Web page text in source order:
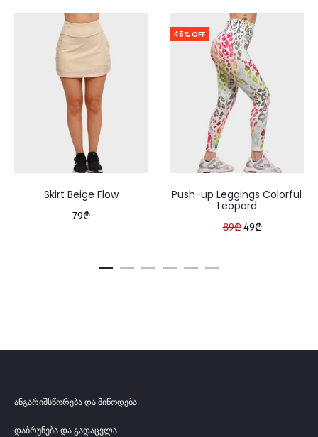
Skirt Beige Flow
79₾
45% OFF
Push-up Leggings Colorful
Leopard
89₾Original
49₾Current
ანგარიშსწორება და მიწოდება
დაბრუნება და გადაცვლა